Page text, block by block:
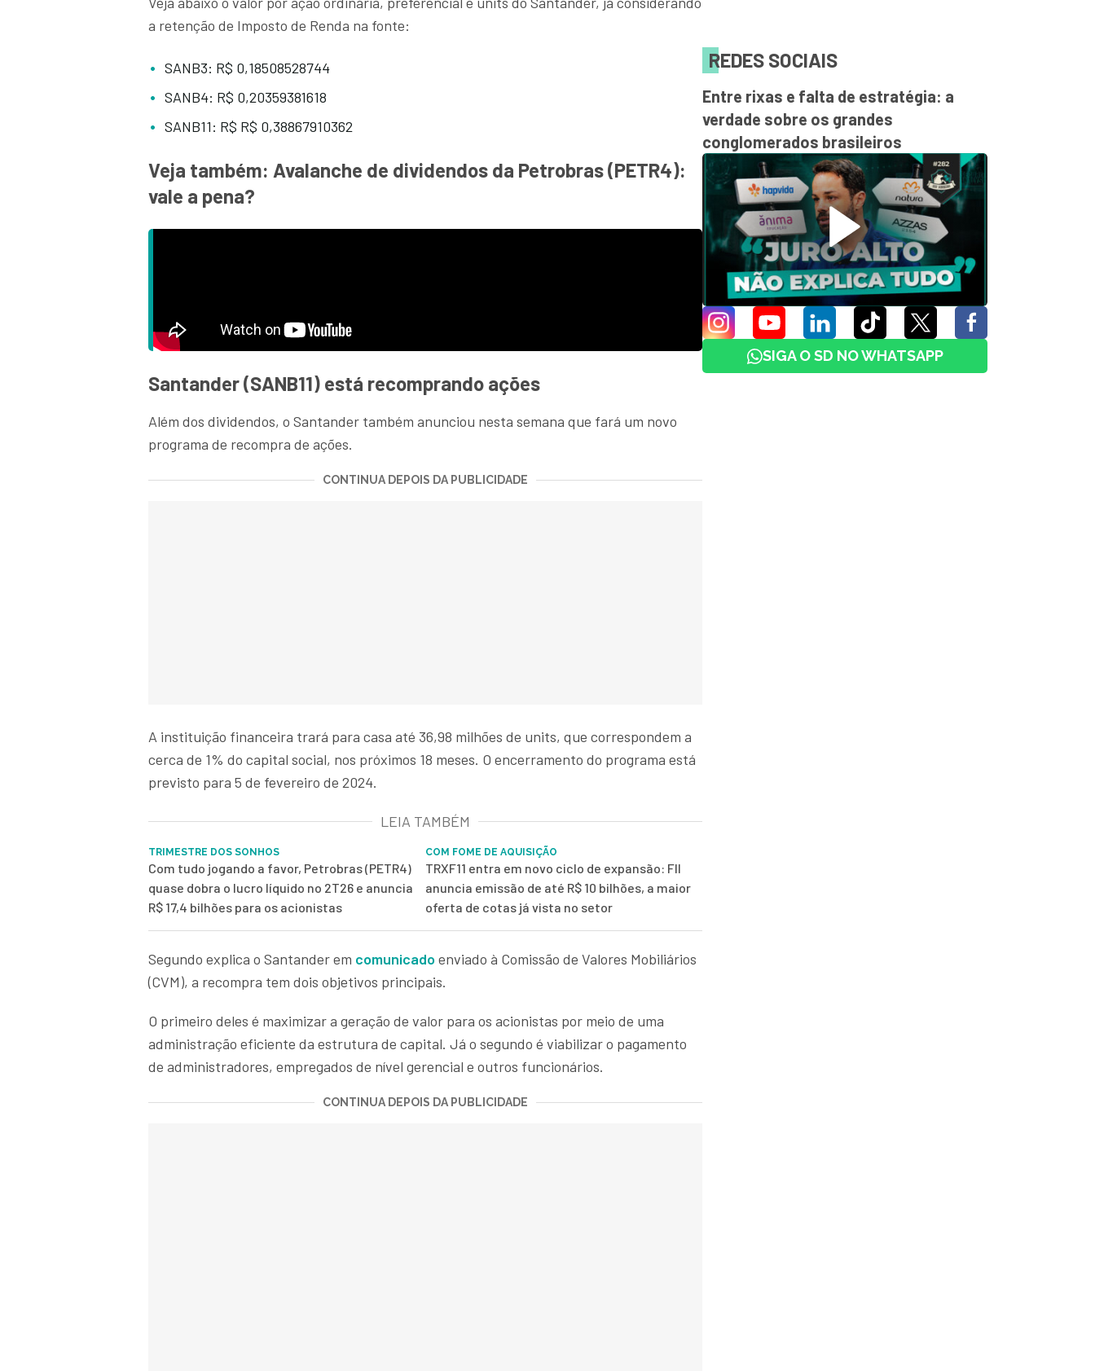
a retenção de Imposto de Renda na fonte:
SANB3: R$ 0,18508528744
SANB4: R$ 0,20359381618
SANB11: R$ R$ 0,38867910362
Veja também: Avalanche de dividendos da Petrobras (PETR4):
vale a pena?
Santander (SANB11) está recomprando ações
Além dos dividendos, o Santander também anunciou nesta semana que fará um novo
programa de recompra de ações.
CONTINUA DEPOIS DA PUBLICIDADE
A instituição financeira trará para casa até 36,98 milhões de units, que correspondem a
cerca de 1% do capital social, nos próximos 18 meses. O encerramento do programa está
previsto para 5 de fevereiro de 2024.
LEIA TAMBÉM
TRIMESTRE DOS SONHOS
Com tudo jogando a favor, Petrobras (PETR4)
quase dobra o lucro líquido no 2T26 e anuncia
R$ 17,4 bilhões para os acionistas
COM FOME DE AQUISIÇÃO
TRXF11 entra em novo ciclo de expansão: FII
anuncia emissão de até R$ 10 bilhões, a maior
oferta de cotas já vista no setor
Segundo explica o Santander em comunicado enviado à Comissão de Valores Mobiliários
(CVM), a recompra tem dois objetivos principais.
O primeiro deles é maximizar a geração de valor para os acionistas por meio de uma
administração eficiente da estrutura de capital. Já o segundo é viabilizar o pagamento
de administradores, empregados de nível gerencial e outros funcionários.
CONTINUA DEPOIS DA PUBLICIDADE
REDES SOCIAIS
Entre rixas e falta de estratégia: a
verdade sobre os grandes
conglomerados brasileiros
SIGA O SD NO WHATSAPP